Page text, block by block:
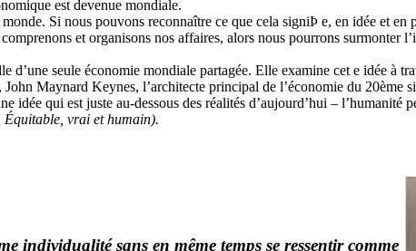
est devenue mondiale.
Si nous pouvons reconnaître ce que cela signiÞ e, en idée et
et organisons nos affaires, alors nous pourrons surmonter
d’une seule économie mondiale partagée. Elle examine cet e idée à
John Maynard Keynes, l’architecte principal de l’économie du 20ème
idée qui est juste au-dessous des réalités d’aujourd’hui –
Équitable, vrai et humain).
individualité sans en même temps se ressentir comme